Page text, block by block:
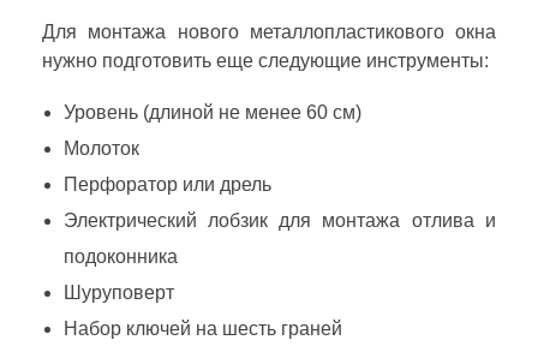
Для монтажа нового металлопластикового окна
нужно подготовить еще следующие инструменты:
Уровень (длиной не менее 60 см)
Молоток
Перфоратор или дрель
Электрический лобзик для монтажа отлива и
подоконника
Шуруповерт
Набор ключей на шесть граней